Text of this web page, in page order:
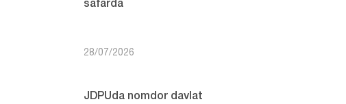
safarda
28/07/2026
JDPUda nomdor davlat